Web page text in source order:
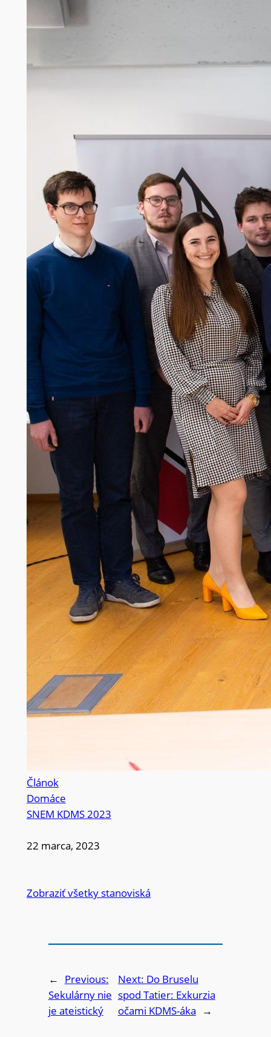
Článok
Domáce
SNEM KDMS 2023
22 marca, 2023
Zobraziť všetky stanoviská
←
Previous:
Sekulárny nie
je ateistický
Next: Do Bruselu
spod Tatier: Exkurzia
očami KDMS-áka
→